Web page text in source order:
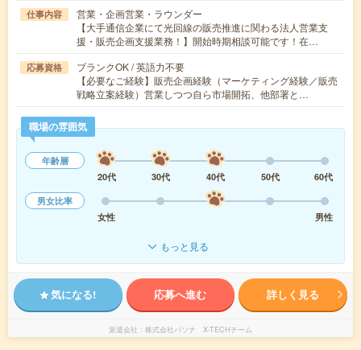
仕事内容
営業・企画営業・ラウンダー
【大手通信企業にて光回線の販売推進に関わる法人営業支
援・販売企画支援業務！】開始時期相談可能です！在…
応募資格
ブランクOK / 英語力不要
【必要なご経験】販売企画経験（マーケティング経験／販売
戦略立案経験）営業しつつ自ら市場開拓、他部署と…
職場の雰囲気
年齢層
20代
30代 40代 50代
60代
男女比率
女性
男性
もっと見る
気になる! 応募へ進む 詳しく見る
派遣会社 株式会社パソナ X-TECHチーム